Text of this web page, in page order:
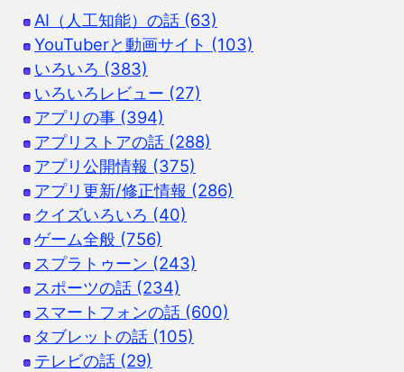
AI（人工知能）の話 (63)
YouTuberと動画サイト (103)
いろいろ (383)
いろいろレビュー (27)
アプリの事 (394)
アプリストアの話 (288)
アプリ公開情報 (375)
アプリ更新/修正情報 (286)
クイズいろいろ (40)
ゲーム全般 (756)
スプラトゥーン (243)
スポーツの話 (234)
スマートフォンの話 (600)
タブレットの話 (105)
テレビの話 (29)